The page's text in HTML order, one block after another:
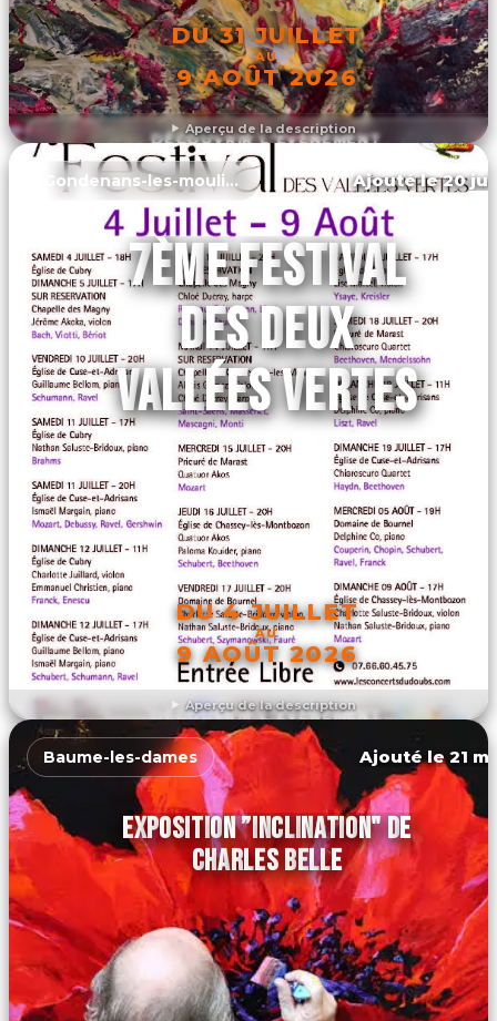
Aperçu de la description
DU 31 JUILLET
AU
9 AOÛT 2026
DÉCOUVRIR L'ÉVÉNEMENT
Aperçu de la description
Gondenans-les-moulins Ajouté le 20
7ÈME FESTIVAL
DES DEUX
VALLÉES VERTES
DU 4 JUILLET
AU
9 AOÛT 2026
DÉCOUVRIR L'ÉVÉNEMENT
Baume-les-dames Ajouté le 21
EXPOSITION ”INCLINATION" DE
CHARLES BELLE